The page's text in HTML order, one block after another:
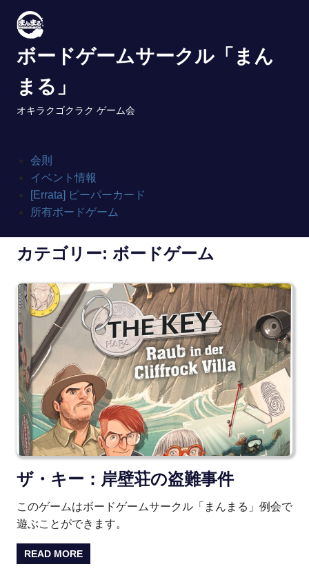
content
ボードゲームサークル「まん
まる」
オキラクゴクラク ゲーム会
会則
イベント情報
[Errata] ピーパーカード
所有ボードゲーム
カテゴリー: ボードゲーム
ザ・キー：岸壁荘の盗難事件
このゲームはボードゲームサークル「まんまる」例会で
遊ぶことができます。
READ MORE